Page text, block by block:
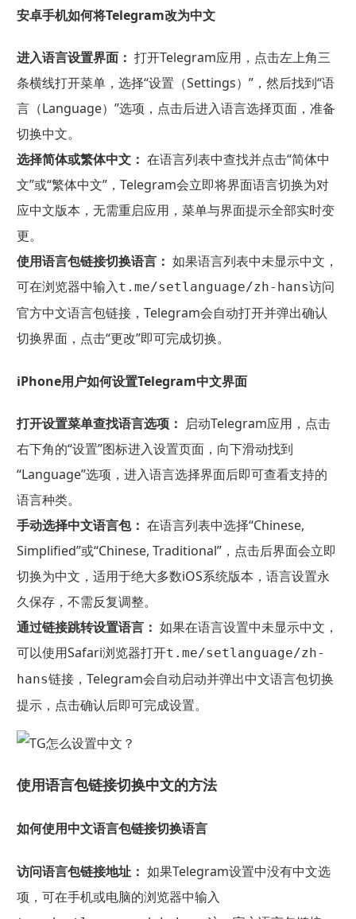
安卓手机如何将Telegram改为中文
进入语言设置界面： 打开Telegram应用，点击左上角三
条横线打开菜单，选择“设置（Settings）”，然后找到“语
言（Language）”选项，点击后进入语言选择页面，准备
切换中文。
选择简体或繁体中文： 在语言列表中查找并点击“简体中
文”或“繁体中文”，Telegram会立即将界面语言切换为对
应中文版本，无需重启应用，菜单与界面提示全部实时变
更。
使用语言包链接切换语言： 如果语言列表中未显示中文，
可在浏览器中输入t.me/setlanguage/zh-hans访问
官方中文语言包链接，Telegram会自动打开并弹出确认
切换界面，点击“更改”即可完成切换。
iPhone用户如何设置Telegram中文界面
打开设置菜单查找语言选项： 启动Telegram应用，点击
右下角的“设置”图标进入设置页面，向下滑动找到
“Language”选项，进入语言选择界面后即可查看支持的
语言种类。
手动选择中文语言包： 在语言列表中选择“Chinese,
Simplified”或“Chinese, Traditional”，点击后界面会立即
切换为中文，适用于绝大多数iOS系统版本，语言设置永
久保存，不需反复调整。
通过链接跳转设置语言： 如果在语言设置中未显示中文，
可以使用Safari浏览器打开t.me/setlanguage/zh-
hans链接，Telegram会自动启动并弹出中文语言包切换
提示，点击确认后即可完成设置。
使用语言包链接切换中文的方法
如何使用中文语言包链接切换语言
访问语言包链接地址： 如果Telegram设置中没有中文选
项，可在手机或电脑的浏览器中输入